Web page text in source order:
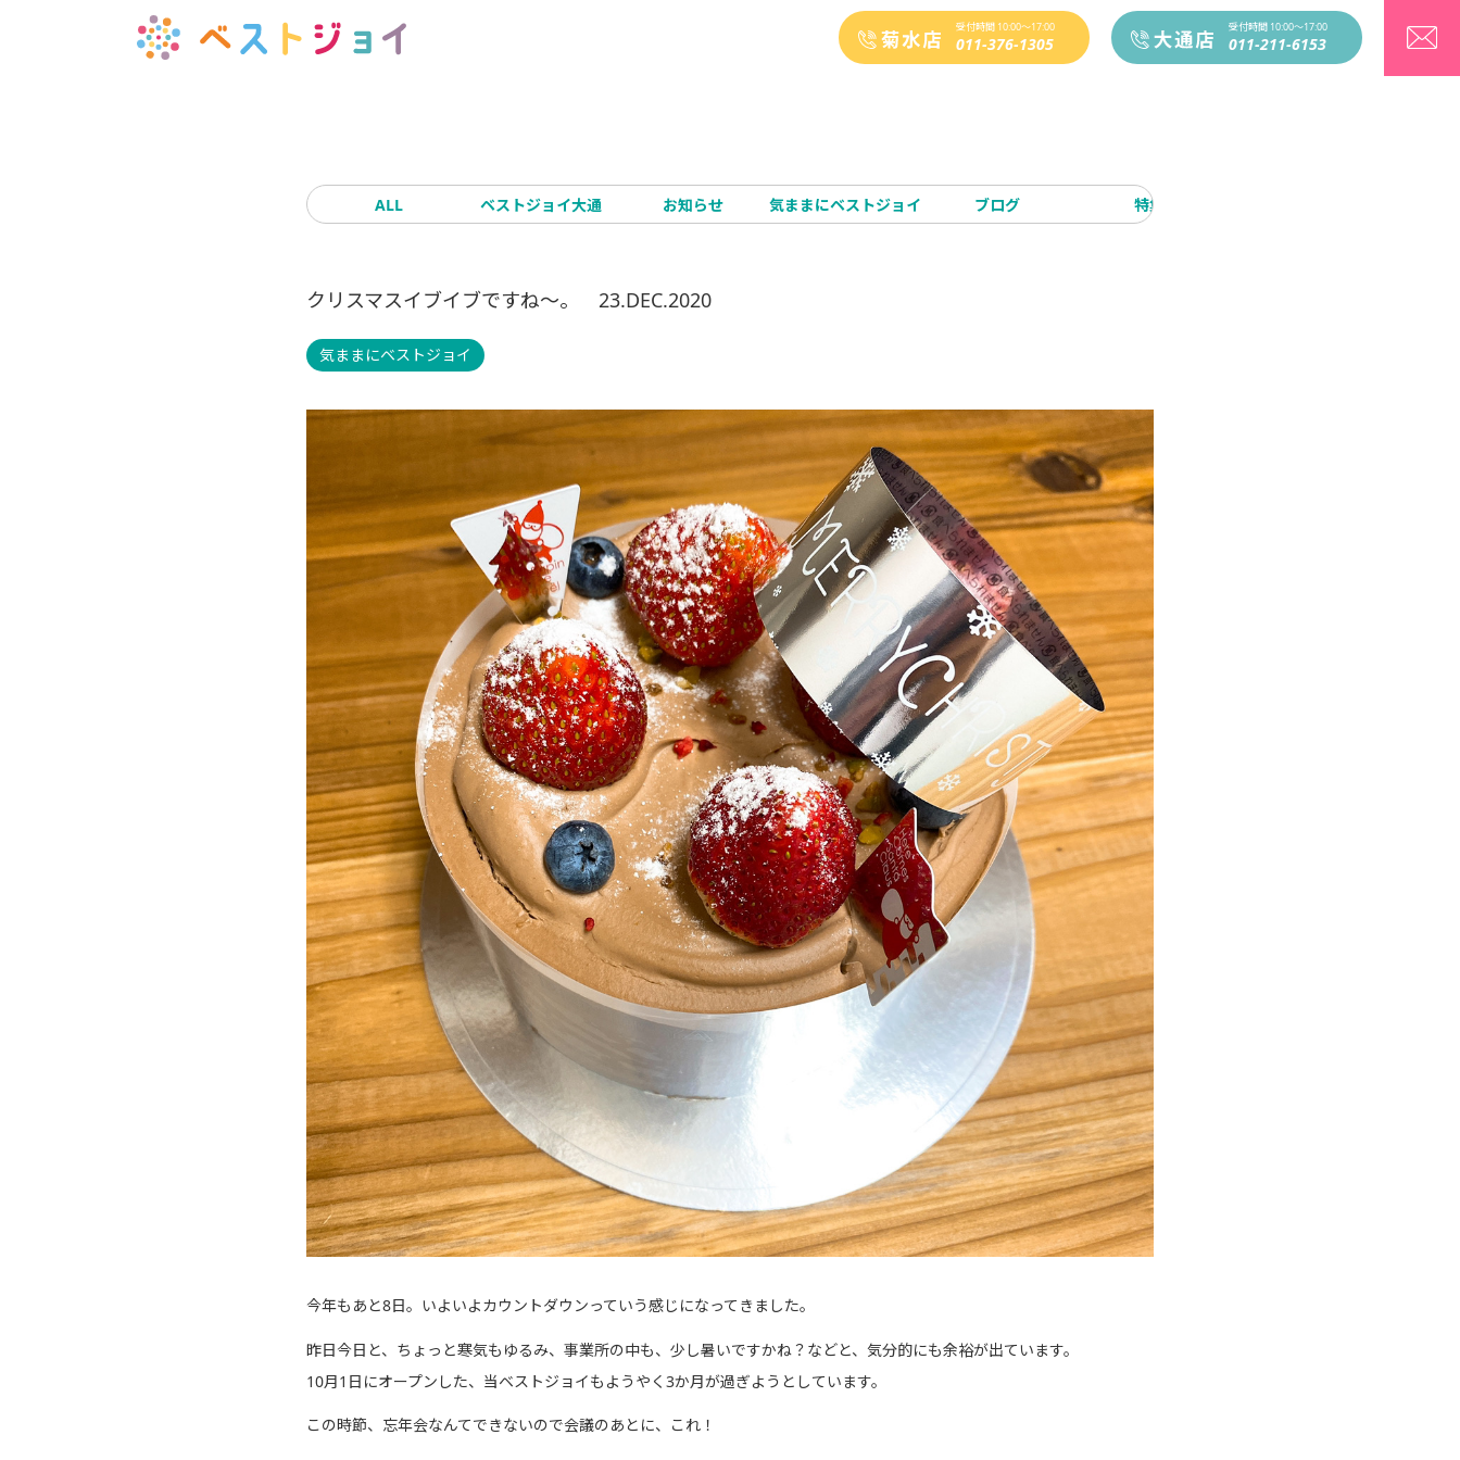
受付時間 10:00〜17:00
011-376-1305
受付時間 10:00〜17:00
011-211-6153
ALL ベストジョイ大通 お知らせ 気ままにベストジョイ ブログ 特集
クリスマスイブイブですね～。 23.DEC.2020
気ままにベストジョイ
今年もあと8日。いよいよカウントダウンっていう感じになってきました。
昨日今日と、ちょっと寒気もゆるみ、事業所の中も、少し暑いですかね？などと、気分的にも余裕が出ています。
10月1日にオープンした、当ベストジョイもようやく3か月が過ぎようとしています。
この時節、忘年会なんてできないので会議のあとに、これ！